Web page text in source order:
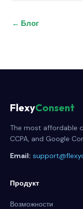
← Блог
FlexyConsent
The most affordable
CCPA, and Google
Email:
Продукт
Возможности